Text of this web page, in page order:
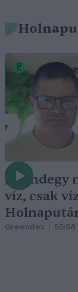
„Mindegy
víz, csak
Greendex 55:58